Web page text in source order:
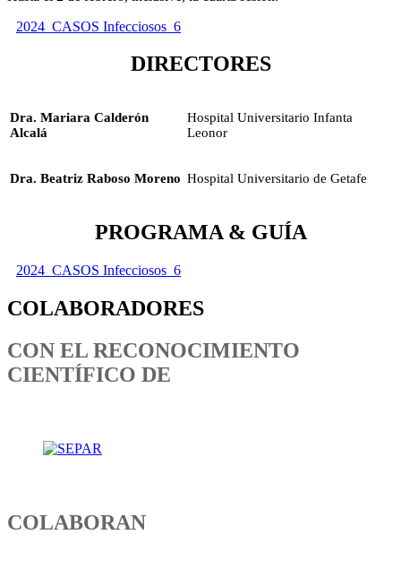
2024_CASOS Infecciosos_6
DIRECTORES
Dra. Mariara Calderón
Alcalá
Hospital Universitario Infanta
Leonor
Dra. Beatriz Raboso Moreno Hospital Universitario de Getafe
PROGRAMA & GUÍA
2024_CASOS Infecciosos_6
COLABORADORES
CON EL RECONOCIMIENTO
CIENTÍFICO DE
COLABORAN